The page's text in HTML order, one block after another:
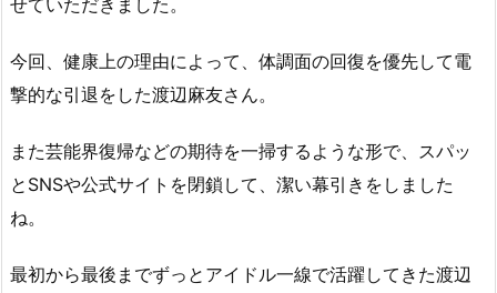
せていただきました。
今回、健康上の理由によって、体調面の回復を優先して電
撃的な引退をした渡辺麻友さん。
また芸能界復帰などの期待を一掃するような形で、スパッ
とSNSや公式サイトを閉鎖して、潔い幕引きをしました
ね。
最初から最後までずっとアイドル一線で活躍してきた渡辺